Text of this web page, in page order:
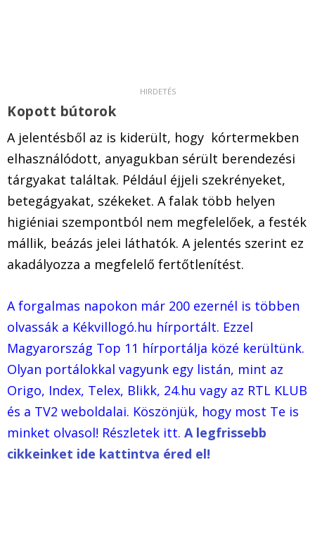
Kopott bútorok
A jelentésből az is kiderült, hogy kórtermekben
elhasználódott, anyagukban sérült berendezési
tárgyakat találtak. Például éjjeli szekrényeket,
betegágyakat, székeket. A falak több helyen
higiéniai szempontból nem megfelelőek, a festék
mállik, beázás jelei láthatók. A jelentés szerint ez
akadályozza a megfelelő fertőtlenítést.
A forgalmas napokon már 200 ezernél is többen
olvassák a Kékvillogó.hu hírportált. Ezzel
Magyarország Top 11 hírportálja közé kerültünk.
Olyan portálokkal vagyunk egy listán, mint az
Origo, Index, Telex, Blikk, 24.hu vagy az RTL KLUB
és a TV2 weboldalai. Köszönjük, hogy most Te is
minket olvasol! Részletek itt. A legfrissebb
cikkeinket ide kattintva éred el!